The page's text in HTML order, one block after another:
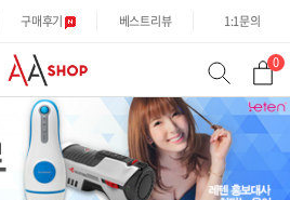
구매후기 베스트리뷰 1:1문의
색
0